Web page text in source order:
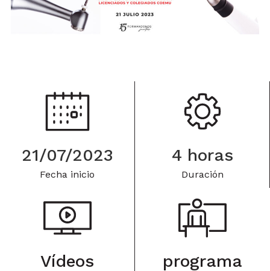
21/07/2023
Fecha inicio
4 horas
Duración
Vídeos programa